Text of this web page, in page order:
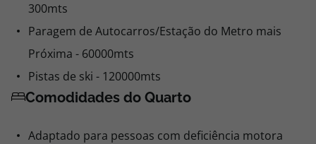
300mts
Paragem de Autocarros/Estação do Metro mais
Próxima - 60000mts
Pistas de ski - 120000mts
Comodidades do Quarto
Adaptado para pessoas com deficiência motora